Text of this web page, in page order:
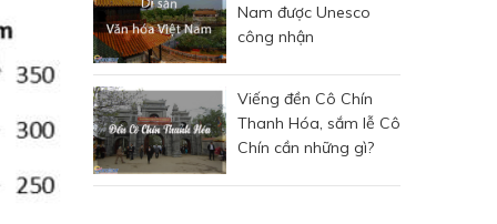
Nam được Unesco
công nhận
Viếng đền Cô Chín
Thanh Hóa, sắm lễ Cô
Chín cần những gì?